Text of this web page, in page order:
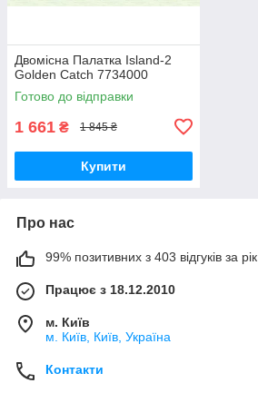
Двомісна Палатка Island-2
Golden Catch 7734000
Готово до відправки
1 661 ₴ 1 845 ₴
Купити
Про нас
99% позитивних з 403 відгуків за рік
Працює з 18.12.2010
м. Київ
м. Київ, Київ, Україна
Контакти